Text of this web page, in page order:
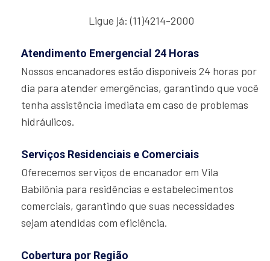
Ligue já: (11)4214-2000
Atendimento Emergencial 24 Horas
Nossos encanadores estão disponíveis 24 horas por
dia para atender emergências, garantindo que você
tenha assistência imediata em caso de problemas
hidráulicos.
Serviços Residenciais e Comerciais
Oferecemos serviços de encanador em Vila
Babilônia para residências e estabelecimentos
comerciais, garantindo que suas necessidades
sejam atendidas com eficiência.
Cobertura por Região